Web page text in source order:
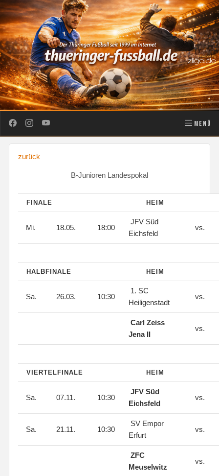
MENÜ
zurück
B-Junioren Landespokal
FINALE HEIM
Mi. 18.05. 18:00
JFV Süd
Eichsfeld
vs.
HALBFINALE HEIM
Sa. 26.03. 10:30
1. SC
Heiligenstadt
vs.
Carl Zeiss
Jena II
vs.
VIERTELFINALE HEIM
Sa. 07.11. 10:30
JFV Süd
Eichsfeld
vs.
Sa. 21.11. 10:30
SV Empor
Erfurt
vs.
ZFC
Meuselwitz
vs.